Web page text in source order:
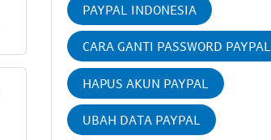
PAYPAL INDONESIA
CARA GANTI PASSWORD PAYPAL
HAPUS AKUN PAYPAL
UBAH DATA PAYPAL